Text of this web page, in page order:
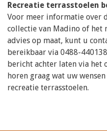
Recreatie terrasstoelen
Voor meer informatie over
collectie van Madino of het
advies op maat, kunt u
bereikbaar via 0488-
bericht achter laten via
horen graag wat uw
recreatie terrasstoelen.